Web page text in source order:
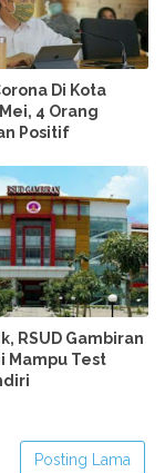
Di Kota
4 Orang
Positif
RSUD Gambiran
Mampu Test
Posting Lama